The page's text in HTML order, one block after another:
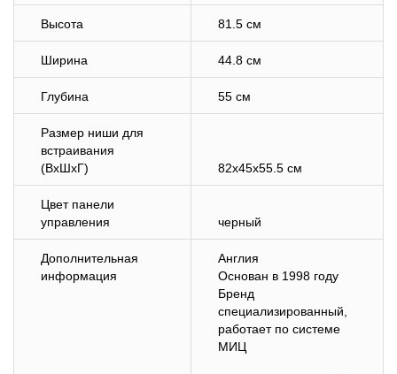
Высота 81.5 см
Ширина 44.8 см
Глубина 55 см
Размер ниши для
встраивания
(ВхШхГ)
82x45x55.5 см
Цвет панели
управления
черный
Дополнительная
информация
Англия
Основан в 1998 году
Бренд
специализированный,
работает по системе
МИЦ